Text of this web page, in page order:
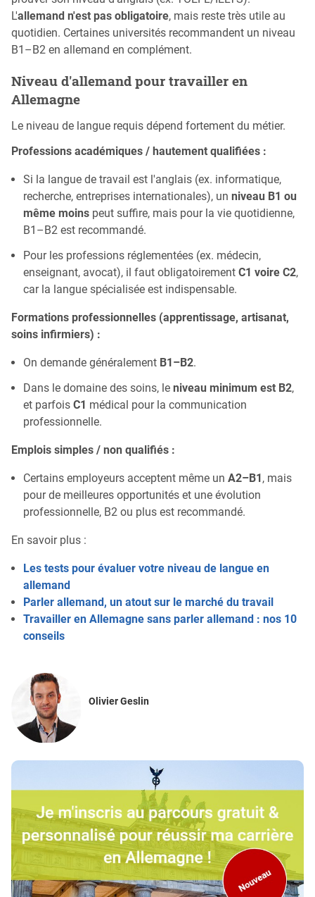
L'allemand n'est pas obligatoire, mais reste très utile au
quotidien. Certaines universités recommandent un niveau
B1–B2 en allemand en complément.
Niveau d'allemand pour travailler en
Allemagne
Le niveau de langue requis dépend fortement du métier.
Professions académiques / hautement qualifiées :
Si la langue de travail est l'anglais (ex. informatique,
recherche, entreprises internationales), un niveau B1 ou
même moins peut suffire, mais pour la vie quotidienne,
B1–B2 est recommandé.
Pour les professions réglementées (ex. médecin,
enseignant, avocat), il faut obligatoirement C1 voire C2,
car la langue spécialisée est indispensable.
Formations professionnelles (apprentissage, artisanat,
soins infirmiers) :
On demande généralement B1–B2.
Dans le domaine des soins, le niveau minimum est B2,
et parfois C1 médical pour la communication
professionnelle.
Emplois simples / non qualifiés :
Certains employeurs acceptent même un A2–B1 , mais
pour de meilleures opportunités et une évolution
professionnelle, B2 ou plus est recommandé.
En savoir plus :
Les tests pour évaluer votre niveau de langue en
allemand
Parler allemand, un atout sur le marché du travail
Travailler en Allemagne sans parler allemand : nos 10
conseils
Olivier Geslin